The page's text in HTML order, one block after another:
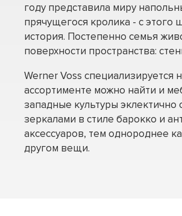
году представила миру
прячущегося кролика - с этого
история. Постепенно семья
поверхности пространства:
Werner Voss специализируется
ассортименте можно найти и
западные культуры
зеркалами в стиле барокко и
аксессуаров, тем однороднее
другом вещи.